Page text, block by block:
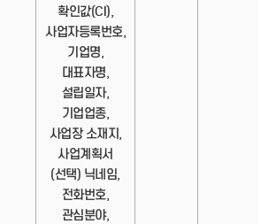
확인값(CI),
사업자등록번호,
기업명,
대표자명,
설립일자,
기업업종,
사업장 소재지,
사업계획서
(선택) 닉네임,
전화번호,
관심분야,